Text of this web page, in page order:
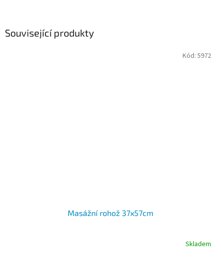
Související produkty
Masážní rohož 37x57cm
Skladem
Kód: 5972